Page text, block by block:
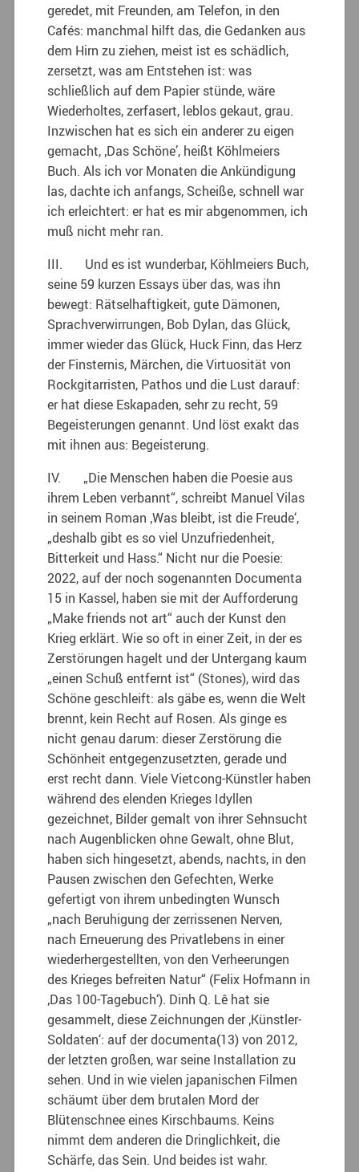
geredet, mit Freunden, am Telefon, in den
Cafés: manchmal hilft das, die Gedanken aus
dem Hirn zu ziehen, meist ist es schädlich,
zersetzt, was am Entstehen ist: was
schließlich auf dem Papier stünde, wäre
Wiederholtes, zerfasert, leblos gekaut, grau.
Inzwischen hat es sich ein anderer zu eigen
gemacht, ‚Das Schöne’, heißt Köhlmeiers
Buch. Als ich vor Monaten die Ankündigung
las, dachte ich anfangs, Scheiße, schnell war
ich erleichtert: er hat es mir abgenommen, ich
muß nicht mehr ran.
III. Und es ist wunderbar, Köhlmeiers Buch,
seine 59 kurzen Essays über das, was ihn
bewegt: Rätselhaftigkeit, gute Dämonen,
Sprachverwirrungen, Bob Dylan, das Glück,
immer wieder das Glück, Huck Finn, das Herz
der Finsternis, Märchen, die Virtuosität von
Rockgitarristen, Pathos und die Lust darauf:
er hat diese Eskapaden, sehr zu recht, 59
Begeisterungen genannt. Und löst exakt das
mit ihnen aus: Begeisterung.
IV. „Die Menschen haben die Poesie aus
ihrem Leben verbannt“, schreibt Manuel Vilas
in seinem Roman ‚Was bleibt, ist die Freude‘,
„deshalb gibt es so viel Unzufriedenheit,
Bitterkeit und Hass.“ Nicht nur die Poesie:
2022, auf der noch sogenannten Documenta
15 in Kassel, haben sie mit der Aufforderung
„Make friends not art“ auch der Kunst den
Krieg erklärt. Wie so oft in einer Zeit, in der es
Zerstörungen hagelt und der Untergang kaum
„einen Schuß entfernt ist“ (Stones), wird das
Schöne geschleift: als gäbe es, wenn die Welt
brennt, kein Recht auf Rosen. Als ginge es
nicht genau darum: dieser Zerstörung die
Schönheit entgegenzusetzten, gerade und
erst recht dann. Viele Vietcong-Künstler haben
während des elenden Krieges Idyllen
gezeichnet, Bilder gemalt von ihrer Sehnsucht
nach Augenblicken ohne Gewalt, ohne Blut,
haben sich hingesetzt, abends, nachts, in den
Pausen zwischen den Gefechten, Werke
gefertigt von ihrem unbedingten Wunsch
„nach Beruhigung der zerrissenen Nerven,
nach Erneuerung des Privatlebens in einer
wiederhergestellten, von den Verheerungen
des Krieges befreiten Natur“ (Felix Hofmann in
‚Das 100-Tagebuch‘). Dinh Q. Lê hat sie
gesammelt, diese Zeichnungen der ‚Künstler-
Soldaten‘: auf der documenta(13) von 2012,
der letzten großen, war seine Installation zu
sehen. Und in wie vielen japanischen Filmen
schäumt über dem brutalen Mord der
Blütenschnee eines Kirschbaums. Keins
nimmt dem anderen die Dringlichkeit, die
Schärfe, das Sein. Und beides ist wahr.